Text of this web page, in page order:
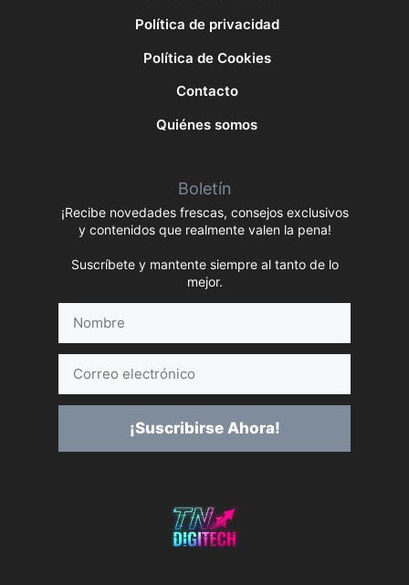
Política de privacidad
Política de Cookies
Contacto
Quiénes somos
Boletín
¡Recibe novedades frescas, consejos exclusivos
y contenidos que realmente valen la pena!
Suscríbete y mantente siempre al tanto de lo
mejor.
electrónico
¡Suscribirse Ahora!